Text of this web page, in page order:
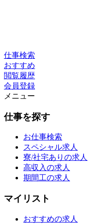
仕事検索
おすすめ
閲覧履歴
会員登録
メニュー
仕事を探す
お仕事検索
スペシャル求人
寮/社宅ありの求人
高収入の求人
期間工の求人
マイリスト
おすすめの求人